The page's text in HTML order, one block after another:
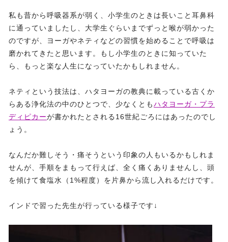
私も昔から呼吸器系が弱く、小学生のときは長いこと耳鼻科
に通っていましたし、大学生ぐらいまでずっと喉が弱かった
のですが、ヨーガやネティなどの習慣を始めることで呼吸は
磨かれてきたと思います。もし小学生のときに知っていた
ら、もっと楽な人生になっていたかもしれません。
ネティという技法は、ハタヨーガの教典に載っている古くか
らある浄化法の中のひとつで、少なくともハタヨーガ・プラ
ディピカーが書かれたとされる16世紀ごろにはあったのでし
ょう。
なんだか難しそう・痛そうという印象の人もいるかもしれま
せんが、手順をまもって行えば、全く痛くありませんし、頭
を傾けて食塩水（1%程度）を片鼻から流し入れるだけです。
インドで習った先生が行っている様子です↓